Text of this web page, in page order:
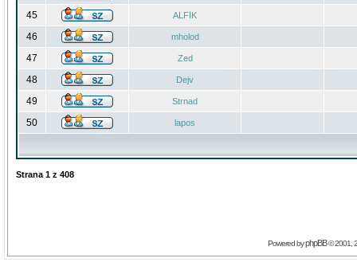
45 ALFIK
46 mholod
47 Zed
48 Dejv
49 Strnad
50 lapos
Strana 1 z 408
Powered byphpBB© 2001,